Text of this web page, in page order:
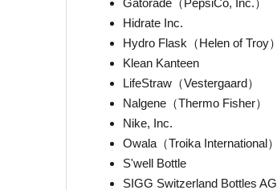
Gatorade（PepsiCo, Inc.）
Hidrate Inc.
Hydro Flask（Helen of Troy）
Klean Kanteen
LifeStraw（Vestergaard）
Nalgene（Thermo Fisher）
Nike, Inc.
Owala（Troika International）
S'well Bottle
SIGG Switzerland Bottles AG